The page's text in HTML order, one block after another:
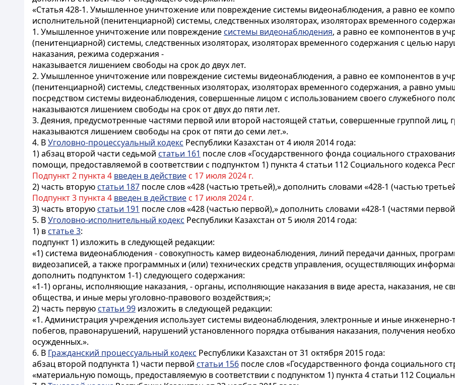
«Статья 428-1. Умышленное уничтожение или повреждение системы видеонаблюдения, а равно ее
исполнительной (пенитенциарной) системы, следственных изоляторах, изоляторах временного
1. Умышленное уничтожение или повреждение системы видеонаблюдения, а равно ее компонентов в
(пенитенциарной) системы, следственных изоляторах, изоляторах временного содержания с целью
наказания, режима содержания -
наказывается лишением свободы на срок до двух лет.
2. Умышленное уничтожение или повреждение системы видеонаблюдения, а равно ее компонентов в
(пенитенциарной) системы, следственных изоляторах, изоляторах временного содержания, а равно
посредством системы видеонаблюдения, совершенные лицом с использованием своего служебного
наказываются лишением свободы на срок от двух до пяти лет.
3. Деяния, предусмотренные частями первой или второй настоящей статьи, совершенные группой лиц,
наказываются лишением свободы на срок от пяти до семи лет.».
4. ВУголовно-процессуальный кодекс Республики Казахстан от 4 июля 2014 года:
1) абзац второй части седьмой статьи 161 после слов «Государственного фонда социального
помощи, предоставляемой в соответствии с подпунктом 1) пункта 4статьи 112 Социального кодекса
Подпункт 2 пункта 4 введен в действие с 17 июля 2024 г.
2) часть вторую статьи 187 после слов «428 (частью третьей),» дополнить словами «428-1 (частью
Подпункт 3 пункта 4 введен в действие с 17 июля 2024 г.
3) часть вторую статьи 191 после слов «428 (частью первой),» дополнить словами «428-1 (частями
5. ВУголовно-исполнительный кодекс Республики Казахстан от 5 июля 2014 года:
1) в статье 3:
подпункт 1) изложить в следующей редакции:
«1) система видеонаблюдения - совокупность камер видеонаблюдения, линий передачи данных,
видеозаписей, а также программных и (или) технических средств управления, осуществляющих
дополнить подпунктом 1-1) следующего содержания:
«1-1) органы, исполняющие наказания, - органы, исполняющие наказания в виде ареста, наказания, не
общества, и иные меры уголовно-правового воздействия;»;
2) часть первую статьи 99 изложить в следующей редакции:
«1. Администрация учреждения использует системы видеонаблюдения, электронные и иные инженерно-
побегов, правонарушений, нарушений установленного порядка отбывания наказания, получения
осужденных.».
6. В Гражданский процессуальный кодекс Республики Казахстан от 31 октября 2015 года:
абзац второй подпункта 1) части первой статьи 156 после слов «Государственного фонда социального
«материальную помощь, предоставляемую в соответствии с подпунктом 1) пункта 4 статьи 112